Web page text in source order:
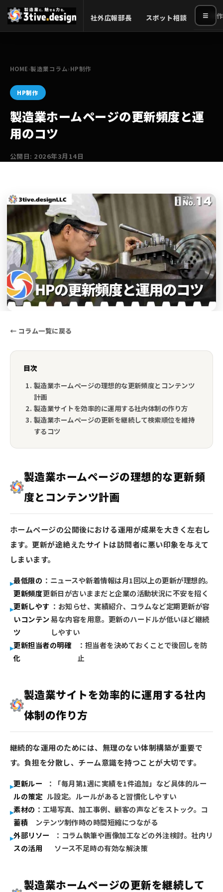
社外広報部長 スポット相談 HP制作
≡
HOME›製造業コラム›HP制作
HP制作
製造業ホームページの更新頻度と運
用のコツ
公開日: 2026年3月14日
← コラム一覧に戻る
目次
製造業ホームページの理想的な更新頻度とコンテンツ
計画
製造業サイトを効率的に運用する社内体制の作り方
製造業ホームページの更新を継続して検索順位を維持
するコツ
製造業ホームページの理想的な更新頻
度とコンテンツ計画
ホームページの公開後における運用が成果を大きく左右し
ます。更新が途絶えたサイトは訪問者に悪い印象を与えて
しまいます。
最低限の
更新頻度
：ニュースや新着情報は月1回以上の更新が理想的。
更新日が古いままだと企業の活動状況に不安を招く
更新しやす
いコンテン
ツ
：お知らせ、実績紹介、コラムなど定期更新が容
易な内容を用意。更新のハードルが低いほど継続
しやすい
更新担当者の明確
化
：担当者を決めておくことで後回しを防
止
製造業サイトを効率的に運用する社内
体制の作り方
継続的な運用のためには、無理のない体制構築が重要で
す。負担を分散し、チーム意識を持つことが大切です。
更新ルー
ルの策定
：「毎月第1週に実績を1件追加」など具体的ルー
ル設定。ルールがあると習慣化しやすい
素材の
蓄積
：工場写真、加工事例、顧客の声などをストック。コ
ンテンツ制作時の時間短縮につながる
外部リソー
スの活用
：コラム執筆や画像加工などの外注検討。社内リ
ソース不足時の有効な解決策
製造業ホームページの更新を継続して